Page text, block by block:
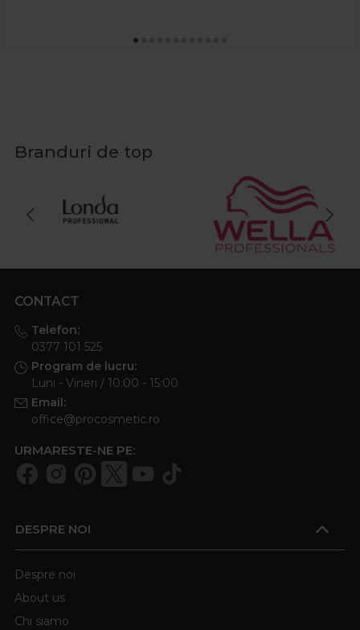
Branduri de top
CONTACT
Telefon:
0377 101 525
Program de lucru:
Luni - Vineri / 10:00 - 15:00
Email:
office@procosmetic.ro
URMARESTE-NE PE:
DESPRE NOI
Despre noi
About us
Chi siamo